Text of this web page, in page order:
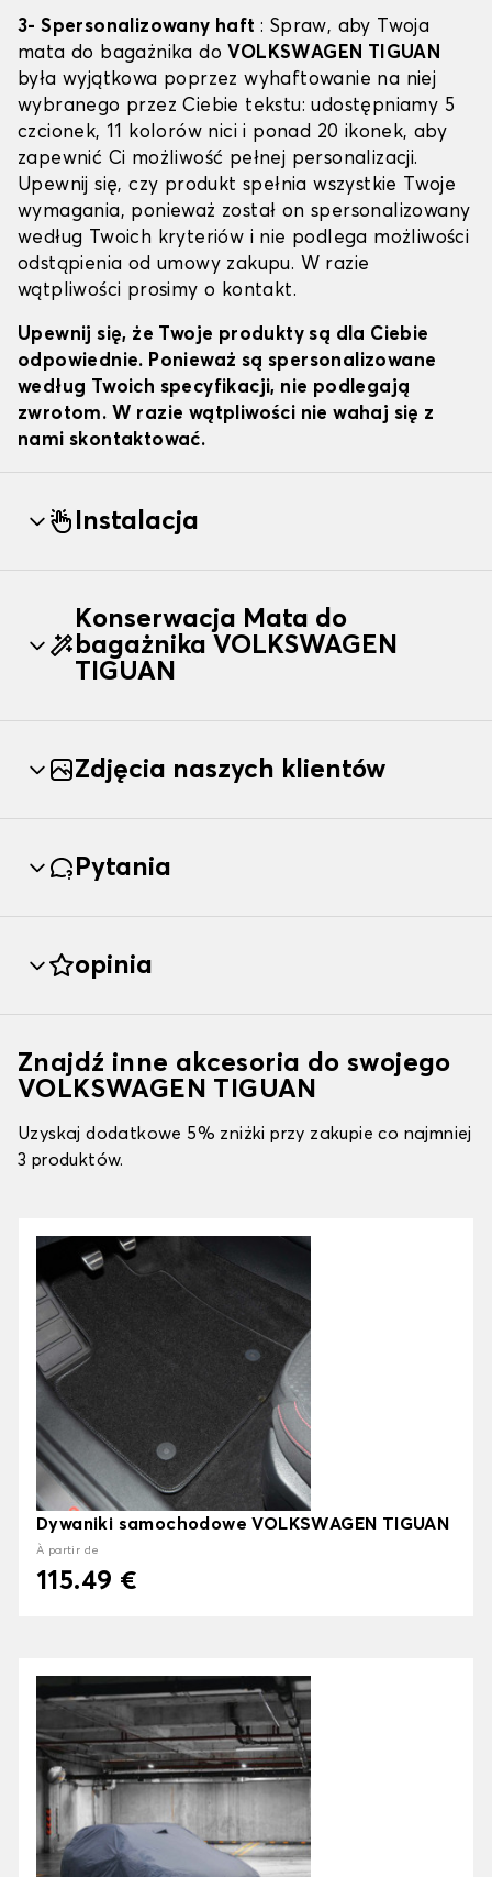
3- Spersonalizowany haft : Spraw, aby Twoja
mata do bagażnika do VOLKSWAGEN TIGUAN
była wyjątkowa poprzez wyhaftowanie na niej
wybranego przez Ciebie tekstu: udostępniamy 5
czcionek, 11 kolorów nici i ponad 20 ikonek, aby
zapewnić Ci możliwość pełnej personalizacji.
Upewnij się, czy produkt spełnia wszystkie Twoje
wymagania, ponieważ został on spersonalizowany
według Twoich kryteriów i nie podlega możliwości
odstąpienia od umowy zakupu. W razie
wątpliwości prosimy o kontakt.
Upewnij się, że Twoje produkty są dla Ciebie
odpowiednie. Ponieważ są spersonalizowane
według Twoich specyfikacji, nie podlegają
zwrotom. W razie wątpliwości nie wahaj się z
nami skontaktować.
Instalacja
Konserwacja Mata do
bagażnika VOLKSWAGEN
TIGUAN
Zdjęcia naszych klientów
Pytania
opinia
Znajdź inne akcesoria do swojego
VOLKSWAGEN TIGUAN
Uzyskaj dodatkowe 5% zniżki przy zakupie co najmniej
3 produktów.
Dywaniki samochodowe VOLKSWAGEN TIGUAN
À partir de
115.49 €